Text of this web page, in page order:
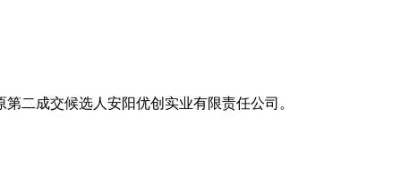
二成交候选人 安阳优创实业有限责任公司。